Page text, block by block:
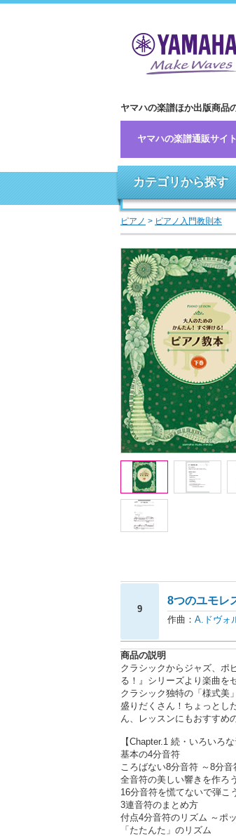
ヤマハの楽譜ほか出版商品
ヤマハの楽譜通販サイト
カテゴリから探す
ピアノ > ピアノ入門教則本
9
8つのユモレ
作曲： A.ドヴォ
商品の説明
クラシックからジャズ、ポ
る！』シリーズより楽曲を
クラシック独特の「様式美
盛りだくさん！ちょっとし
ん、レッスンにもおすすめ
【Chapter.1 続・いろいろ
基本の4分音符
ころばない8分音符 ～8分音
全音符の美しい響きを作ろ
16分音符を慌てないで弾こ
3連音符のまとめ方
付点4分音符のリズム ～ポ
「たたんた」のリズム